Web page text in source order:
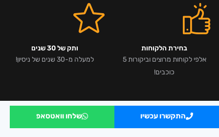
בחירת הלקוחות
אלפי לקוחות מרוצים וביקורות 5
כוכבים!
ותק של 30 שנים
למעלה מ-30 שנים של ניסיון!
התקשרו עכשיו שלחו וואטסאפ